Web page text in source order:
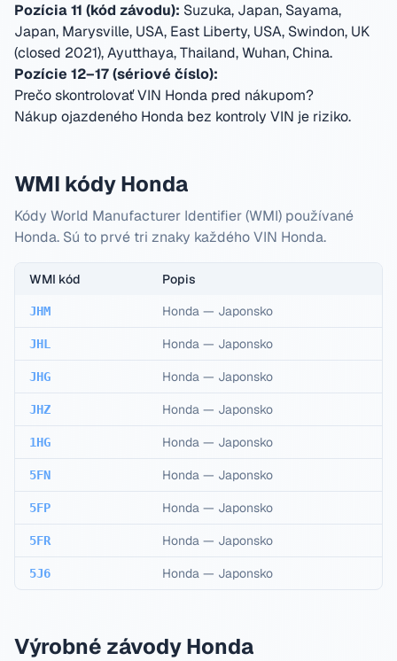
Pozícia 11 (kód závodu): Suzuka, Japan, Sayama,
Japan, Marysville, USA, East Liberty, USA, Swindon, UK
(closed 2021), Ayutthaya, Thailand, Wuhan, China.
Pozície 12–17 (sériové číslo):
Prečo skontrolovať VIN Honda pred nákupom?
Nákup ojazdeného Honda bez kontroly VIN je riziko.
WMI kódy Honda
Kódy World Manufacturer Identifier (WMI) používané
Honda. Sú to prvé tri znaky každého VIN Honda.
WMI kód Popis
JHM Honda — Japonsko
JHL Honda — Japonsko
JHG Honda — Japonsko
JHZ Honda — Japonsko
1HG Honda — Japonsko
5FN Honda — Japonsko
5FP Honda — Japonsko
5FR Honda — Japonsko
5J6 Honda — Japonsko
Výrobné závody Honda